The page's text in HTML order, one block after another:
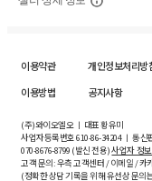
이용약관 개인정보처리방
이용방법
공지사항
(주)와이오엘오 ㅣ 대표 황유미
사업자등록번호610-86-34204ㅣ 통신
070-8676-8799 (발신 전용)사업자 정
고객 문의: 우측 고객센터 / 이메일 / 카
(정확한 상담 기록을 위해 유선상 문의